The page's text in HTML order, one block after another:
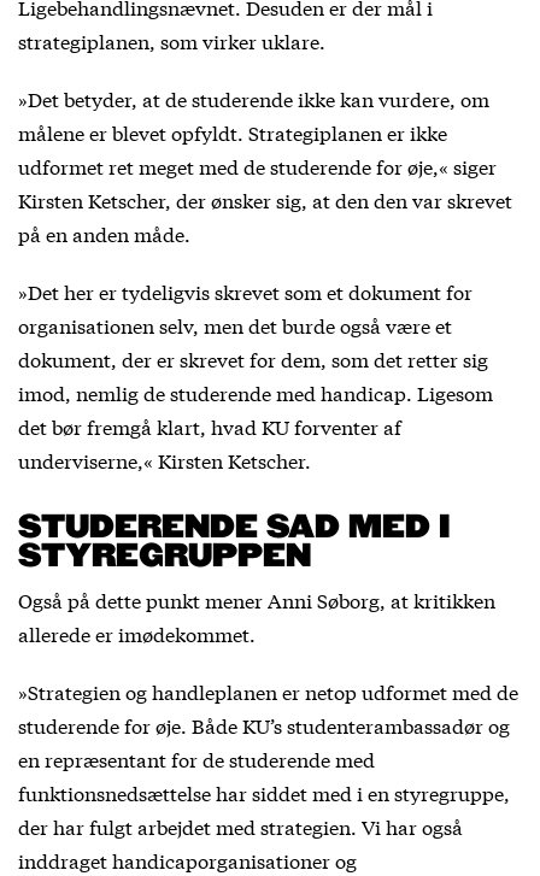
Ligebehandlingsnævnet. Desuden er der mål i
strategiplanen, som virker uklare.
»Det betyder, at de studerende ikke kan vurdere, om
målene er blevet opfyldt. Strategiplanen er ikke
udformet ret meget med de studerende for øje,« siger
Kirsten Ketscher, der ønsker sig, at den den var skrevet
på en anden måde.
»Det her er tydeligvis skrevet som et dokument for
organisationen selv, men det burde også være et
dokument, der er skrevet for dem, som det retter sig
imod, nemlig de studerende med handicap. Ligesom
det bør fremgå klart, hvad KU forventer af
underviserne,« Kirsten Ketscher.
STUDERENDE SAD MED I
STYREGRUPPEN
Også på dette punkt mener Anni Søborg, at kritikken
allerede er imødekommet.
»Strategien og handleplanen er netop udformet med de
studerende for øje. Både KU’s studenterambassadør og
en repræsentant for de studerende med
funktionsnedsættelse har siddet med i en styregruppe,
der har fulgt arbejdet med strategien. Vi har også
inddraget handicaporganisationer og